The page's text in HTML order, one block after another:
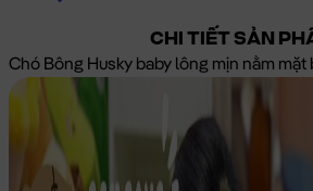
CHI TIẾT SẢN
Chó Bông Husky baby lông mịn nằm mặt